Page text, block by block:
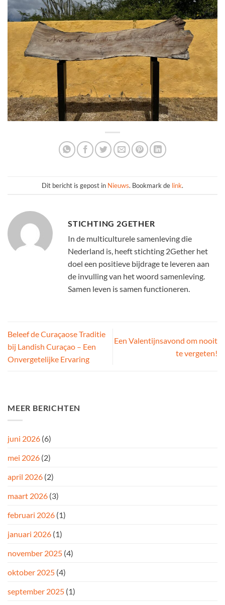
Dit bericht is gepost in Nieuws. Bookmark de link.
STICHTING 2GETHER
In de multiculturele samenleving die
Nederland is, heeft stichting 2Gether het
doel een positieve bijdrage te leveren aan
de invulling van het woord samenleving.
Samen leven is samen functioneren.
Beleef de Curaçaose Traditie
bij Landish Curaçao – Een
Onvergetelijke Ervaring
Een Valentijnsavond om nooit
te vergeten!
MEER BERICHTEN
juni 2026 (6)
mei 2026 (2)
april 2026 (2)
maart 2026 (3)
februari 2026 (1)
januari 2026 (1)
november 2025 (4)
oktober 2025 (4)
september 2025 (1)